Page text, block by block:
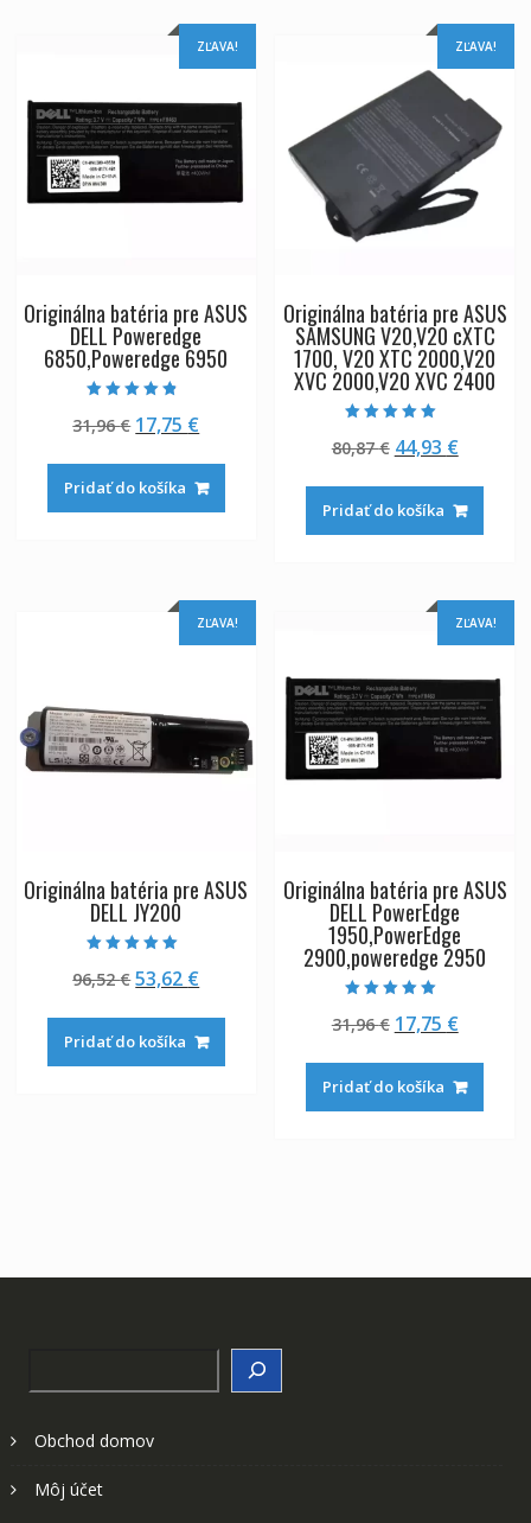
ZĽAVA!
Originálna batéria pre ASUS
DELL Poweredge
6850,Poweredge 6950
4.50
z 5
31,96€ Pôvodná
bola:
31,96 €.
17,75 €Aktuálna
je:
17,75 €.
Pridať do košíka
ZĽAVA!
Originálna batéria pre ASUS
SAMSUNG V20,V20 cXTC
1700, V20 XTC 2000,V20
XVC 2000,V20 XVC 2400
5.00
z 5
80,87€ Pôvodná
bola:
80,87 €.
44,93 €
je:
44,93 €.
Pridať do košíka
ZĽAVA!
Originálna batéria pre ASUS
DELL JY200
5.00
z 5
96,52€Pôvodná
bola:
96,52 €.
53,62 €Aktuálna
je:
53,62 €.
Pridať do košíka
ZĽAVA!
Originálna batéria pre ASUS
DELL PowerEdge
1950,PowerEdge
2900,poweredge 2950
5.00
z 5
31,96€ Pôvodná
bola:
31,96 €.
17,75 €
je:
17,75 €.
Pridať do košíka
Obchod domov
Môj účet